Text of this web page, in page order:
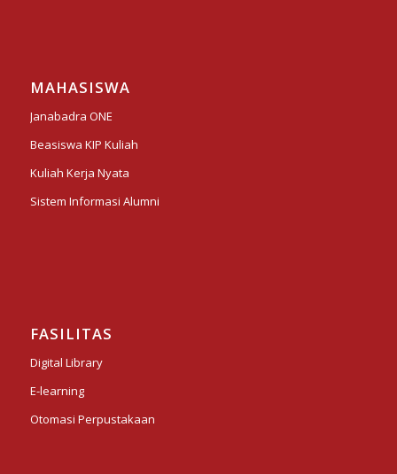
MAHASISWA
Janabadra ONE
Beasiswa KIP Kuliah
Kuliah Kerja Nyata
Sistem Informasi Alumni
FASILITAS
Digital Library
E-learning
Otomasi Perpustakaan